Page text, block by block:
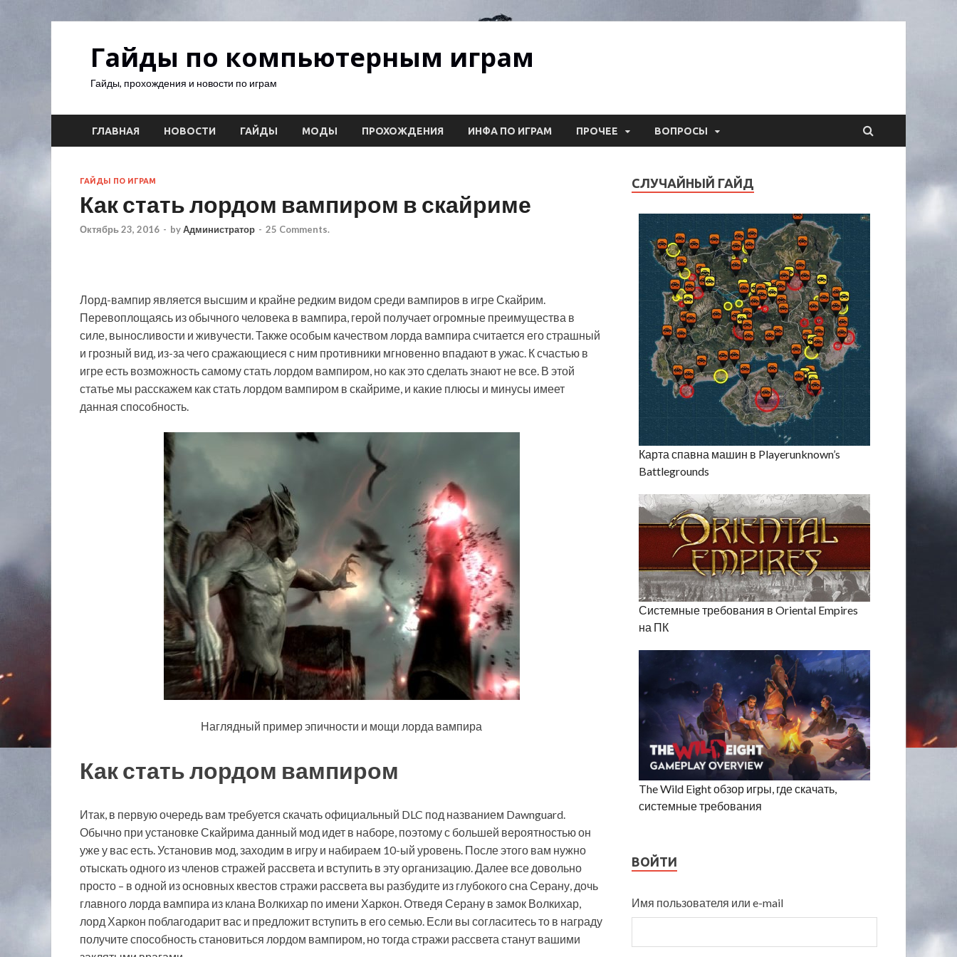
Гайды по компьютерным играм
Гайды, прохождения и новости по играм
ГЛАВНАЯ НОВОСТИ ГАЙДЫ МОДЫ ПРОХОЖДЕНИЯ ИНФА ПО ИГРАМ ПРОЧЕЕ ВОПРОСЫ
ГАЙДЫ ПО ИГРАМ
Как стать лордом вампиром в скайриме
Октябрь 23, 2016 - byАдминистратор - 25 Comments.
Лорд-вампир является высшим и крайне редким видом среди вампиров в игре Скайрим.
Перевоплощаясь из обычного человека в вампира, герой получает огромные преимущества в
силе, выносливости и живучести. Также особым качеством лорда вампира считается его страшный
и грозный вид, из-за чего сражающиеся с ним противники мгновенно впадают в ужас. К счастью в
игре есть возможность самому стать лордом вампиром, но как это сделать знают не все. В этой
статье мы расскажем как стать лордом вампиром в скайриме, и какие плюсы и минусы имеет
данная способность.
Наглядный пример эпичности и мощи лорда вампира
Как стать лордом вампиром
Итак, в первую очередь вам требуется скачать официальный DLC под названием Dawnguard.
Обычно при установке Скайрима данный мод идет в наборе, поэтому с большей вероятностью он
уже у вас есть. Установив мод, заходим в игру и набираем 10-ый уровень. После этого вам нужно
отыскать одного из членов стражей рассвета и вступить в эту организацию. Далее все довольно
просто – в одной из основных квестов стражи рассвета вы разбудите из глубокого сна Серану, дочь
главного лорда вампира из клана Волкихар по имени Харкон. Отведя Серану в замок Волкихар,
лорд Харкон поблагодарит вас и предложит вступить в его семью. Если вы согласитесь то в награду
получите способность становиться лордом вампиром, но тогда стражи рассвета станут вашими
СЛУЧАЙНЫЙ ГАЙД
Карта спавна машин в Playerunknown’s
Battlegrounds
Системные требования в Oriental Empires
на ПК
The Wild Eight обзор игры, где скачать,
системные требования
ВОЙТИ
Имя пользователя или e-mail